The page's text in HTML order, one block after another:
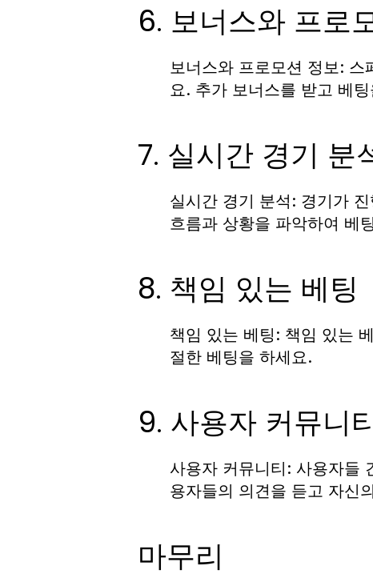
6. 보너스와 프로
보너스와 프로모션 정보: 스
요. 추가 보너스를 받고 베
7. 실시간 경기 분
실시간 경기 분석: 경기가
흐름과 상황을 파악하여 베
8. 책임 있는 베팅
책임 있는 베팅: 책임 있는
절한 베팅을 하세요.
9. 사용자 커뮤니
사용자 커뮤니티: 사용자들
용자들의 의견을 듣고 자신
마무리